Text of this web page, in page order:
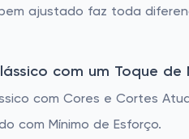
ajustado faz toda
com um Toque de
com Cores e Cortes
com Mínimo de Esforço.